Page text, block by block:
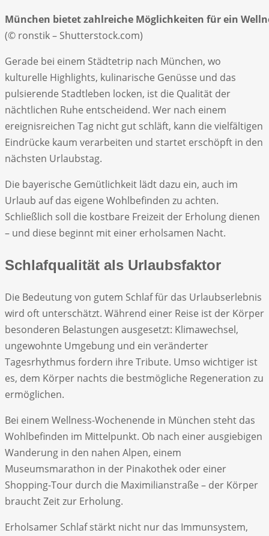
München bietet zahlreiche Möglichkeiten für ein
(© ronstik – Shutterstock.com)
Gerade bei einem Städtetrip nach München, wo
kulturelle Highlights, kulinarische Genüsse und das
pulsierende Stadtleben locken, ist die Qualität der
nächtlichen Ruhe entscheidend. Wer nach einem
ereignisreichen Tag nicht gut schläft, kann die vielfältigen
Eindrücke kaum verarbeiten und startet erschöpft in den
nächsten Urlaubstag.
Die bayerische Gemütlichkeit lädt dazu ein, auch im
Urlaub auf das eigene Wohlbefinden zu achten.
Schließlich soll die kostbare Freizeit der Erholung dienen
– und diese beginnt mit einer erholsamen Nacht.
Schlafqualität als Urlaubsfaktor
Die Bedeutung von gutem Schlaf für das Urlaubserlebnis
wird oft unterschätzt. Während einer Reise ist der Körper
besonderen Belastungen ausgesetzt: Klimawechsel,
ungewohnte Umgebung und ein veränderter
Tagesrhythmus fordern ihre Tribute. Umso wichtiger ist
es, dem Körper nachts die bestmögliche Regeneration zu
ermöglichen.
Bei einem Wellness-Wochenende in München steht das
Wohlbefinden im Mittelpunkt. Ob nach einer ausgiebigen
Wanderung in den nahen Alpen, einem
Museumsmarathon in der Pinakothek oder einer
Shopping-Tour durch die Maximilianstraße – der Körper
braucht Zeit zur Erholung.
Erholsamer Schlaf stärkt nicht nur das Immunsystem,